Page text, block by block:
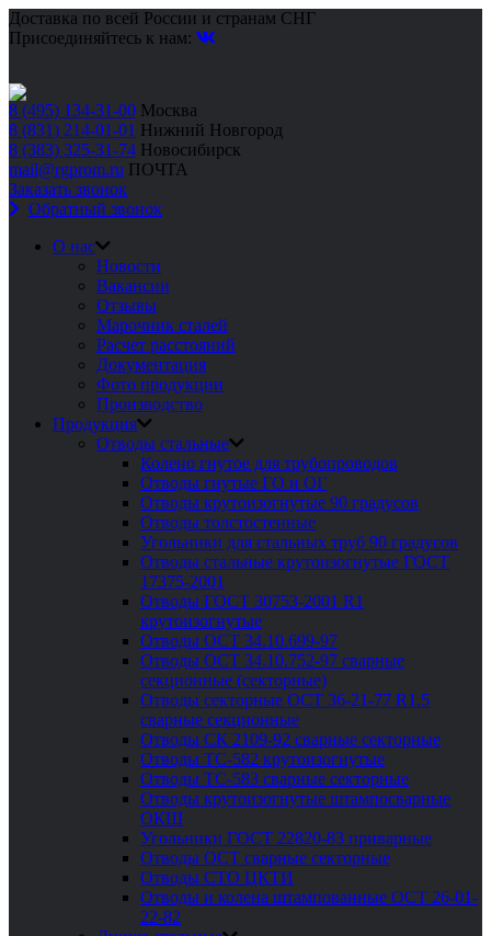
Доставка по всей России и странам СНГ
Присоединяйтесь к нам:
8 (495) 134-31-00 Москва
8 (831) 214-01-01 Нижний Новгород
8 (383) 325-31-74 Новосибирск
mail@rgprom.ru ПОЧТА
Заказать звонок
Обратный звонок
О нас
Новости
Вакансии
Отзывы
Марочник сталей
Расчет расстояний
Документация
Фото продукции
Производство
Продукция
Отводы стальные
Колено гнутое для трубопроводов
Отводы гнутые ГО и ОГ
Отводы крутоизогнутые 90 градусов
Отводы толстостенные
Угольники для стальных труб 90 градусов
Отводы стальные крутоизогнутые ГОСТ
17375-2001
Отводы ГОСТ 30753-2001 R1
крутоизогнутые
Отводы ОСТ 34.10.699-97
Отводы ОСТ 34.10.752-97 сварные
секционные (секторные)
Отводы секторные ОСТ 36-21-77 R1.5
сварные секционные
Отводы СК 2109-92 сварные секторные
Отводы ТС-582 крутоизогнутые
Отводы ТС-583 сварные секторные
Отводы крутоизогнутые штампосварные
ОКШ
Угольники ГОСТ 22820-83 приварные
Отводы ОСТ сварные секторные
Отводы СТО ЦКТИ
Отводы и колена штампованные ОСТ 26-01-
22-82